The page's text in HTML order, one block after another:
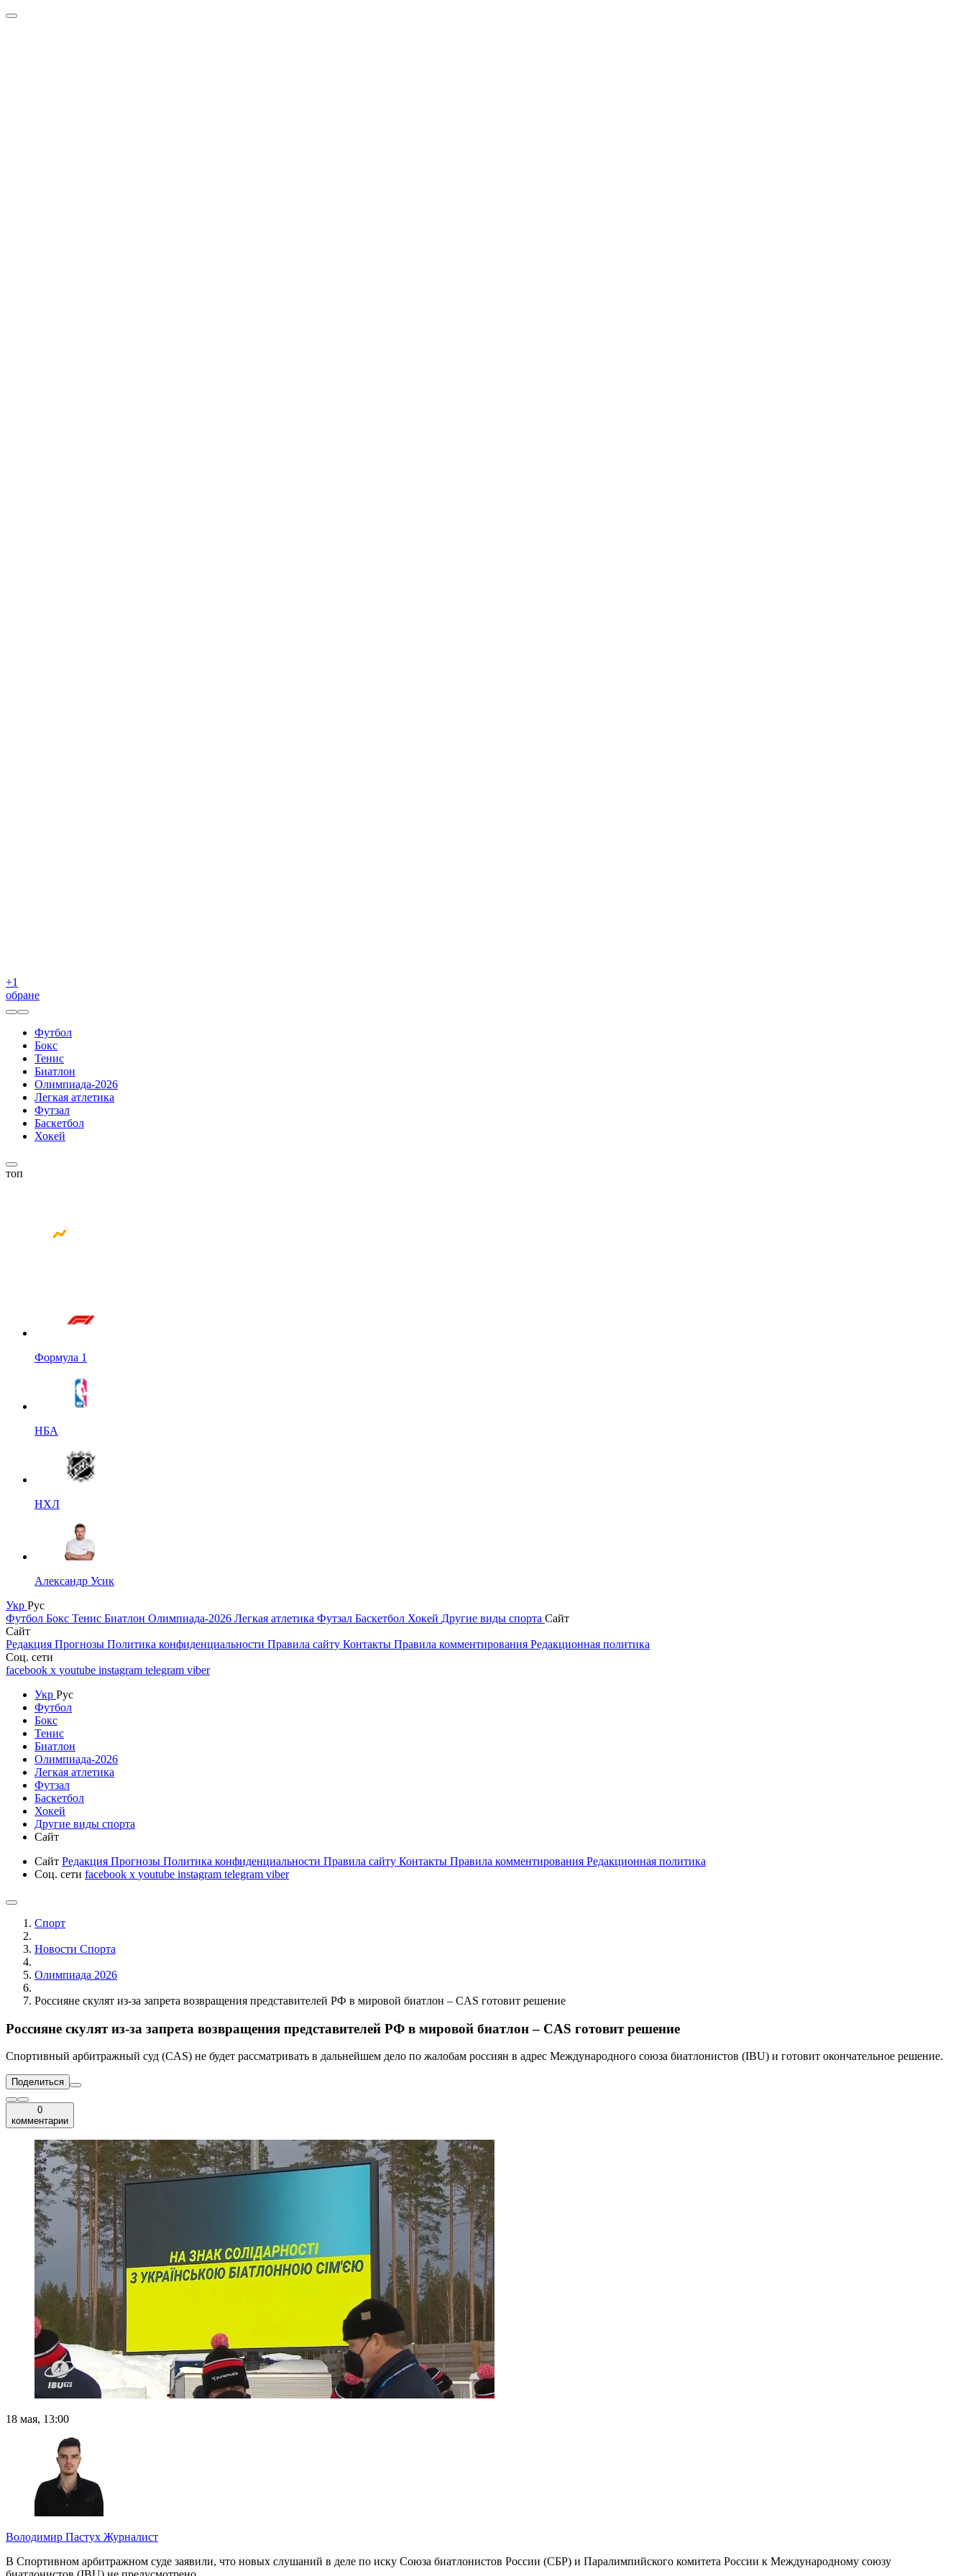
+1
обране
Футбол
Бокс
Тенис
Биатлон
Олимпиада-2026
Легкая атлетика
Футзал
Баскетбол
Хокей
топ
Формула 1
НБА
НХЛ
Александр Усик
Укр Рус
Футбол Бокс Тенис Биатлон Олимпиада-2026 Легкая атлетика Футзал Баскетбол Хокей Другие виды спорта Сайт
Сайт
Редакция Прогнозы Политика конфиденциальности Правила сайту Контакты Правила комментирования Редакционная политика
Соц. сети
facebook x youtube instagram telegram viber
Укр Рус
Футбол
Бокс
Тенис
Биатлон
Олимпиада-2026
Легкая атлетика
Футзал
Баскетбол
Хокей
Другие виды спорта
Сайт
Сайт Редакция Прогнозы Политика конфиденциальности Правила сайту Контакты Правила комментирования Редакционная политика
Соц. сети facebook x youtube instagram telegram viber
Спорт
Новости Cпорта
Олимпиада 2026
Россияне скулят из-за запрета возвращения представителей РФ в мировой биатлон – CAS готовит решение
Россияне скулят из-за запрета возвращения представителей РФ в мировой биатлон – CAS готовит решение
Спортивный арбитражный суд (CAS) не будет рассматривать в дальнейшем дело по жалобам россиян в адрес Международного союза биатлонистов (IBU) и готовит окончательное решение.
Поделиться
0
комментарии
18 мая, 13:00
Володимир Пастух Журналист
В Спортивном арбитражном суде заявили, что новых слушаний в деле по иску Союза биатлонистов России (СБР) и Паралимпийского комитета России к Международному союзу